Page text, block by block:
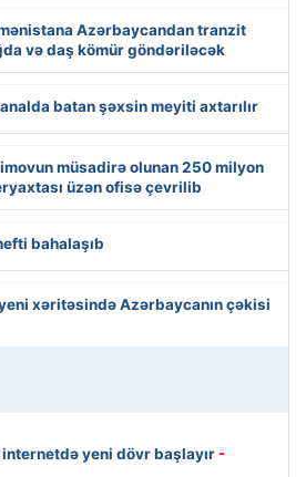
Azərbaycandan tranzit
və daş kömür göndəriləcək
batan şəxsin meyiti axtarılır
müsadirə olunan 250 milyon
üzən ofisə çevrilib
bahalaşıb
xəritəsində Azərbaycanın çəkisi
yeni dövr başlayır -